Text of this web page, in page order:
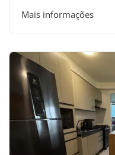
Mais informações